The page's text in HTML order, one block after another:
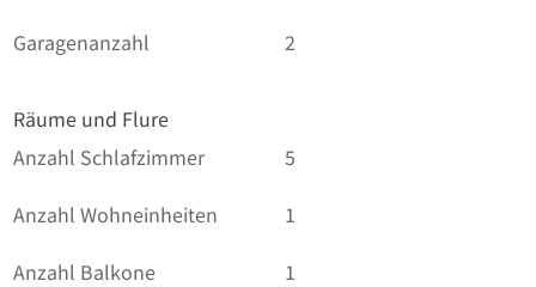
Garagenanzahl
2
Räume und Flure
Anzahl Schlafzimmer
5
Anzahl Wohneinheiten
1
Anzahl Balkone
1